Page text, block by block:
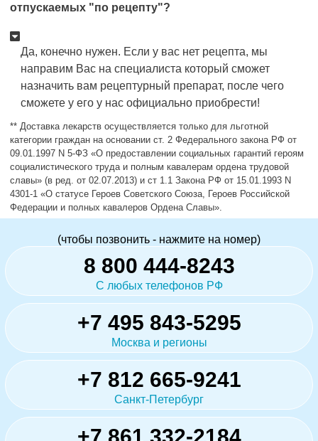
отпускаемых "по рецепту"?
Да, конечно нужен. Если у вас нет рецепта, мы
направим Вас на специалиста который сможет
назначить вам рецептурный препарат, после чего
сможете у его у нас официально приобрести!
** Доставка лекарств осуществляется только для льготной
категории граждан на основании ст. 2 Федерального закона РФ от
09.01.1997 N 5-ФЗ «О предоставлении социальных гарантий героям
социалистического труда и полным кавалерам ордена трудовой
славы» (в ред. от 02.07.2013) и ст 1.1 Закона РФ от 15.01.1993 N
4301-1 «О статусе Героев Советского Союза, Героев Российской
Федерации и полных кавалеров Ордена Славы».
(чтобы позвонить - нажмите на номер)
8 800 444-8243
С любых телефонов РФ
+7 495 843-5295
Москва и регионы
+7 812 665-9241
Санкт-Петербург
+7 861 332-2184